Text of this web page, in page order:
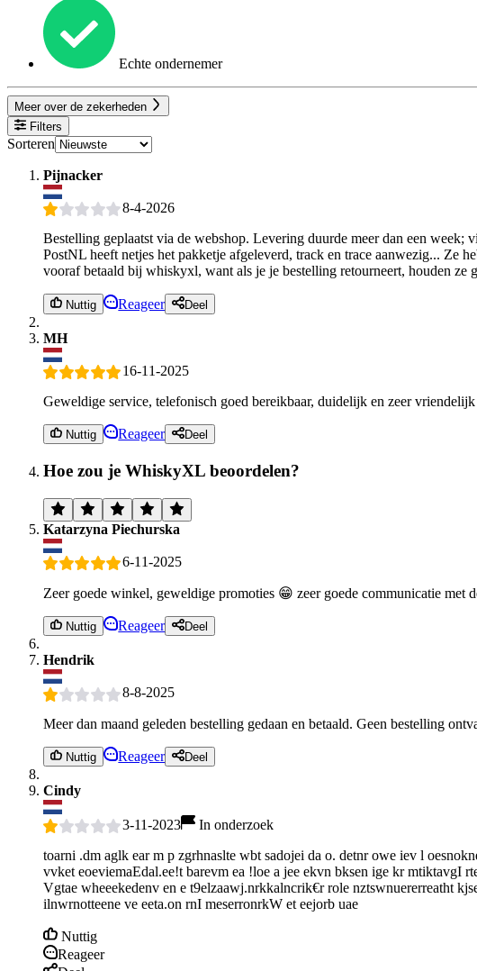
Echte ondernemer
Meer over de zekerheden
Filters
Sorteren
Pijnacker
8-4-2026
Bestelling geplaatst via de webshop. Levering duurde meer dan een week;
PostNL heeft netjes het pakketje afgeleverd, track en trace aanwezig... Ze
vooraf betaald bij whiskyxl, want als je je bestelling retourneert, houden ze
Nuttig Reageer Deel
MH
16-11-2025
Geweldige service, telefonisch goed bereikbaar, duidelijk en zeer
Nuttig Reageer Deel
Hoe zou je WhiskyXL beoordelen?
Katarzyna Piechurska
6-11-2025
Zeer goede winkel, geweldige promoties 😁 zeer goede communicatie met
Nuttig Reageer Deel
Hendrik
8-8-2025
Meer dan maand geleden bestelling gedaan en betaald. Geen bestelling
Nuttig Reageer Deel
Cindy
3-11-2023 In onderzoek
toarni .dm aglk ear m p zgrhnaslte wbt sadojei da o. detnr owe iev l
vvket eoeviemaEdal.ee!t barevm ea !loe a jee ekvn bksen ige kr mtiktavgI
Vgtae wheeekedenv en e t9elzaawj.nrkkalncrik€r role nztswnuererreatht
ilnwrnotteene ve eeta.on rnI meserronrkW et eejorb uae
Nuttig
Reageer